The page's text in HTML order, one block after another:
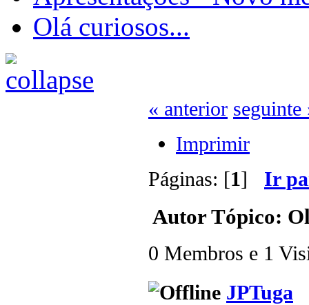
Olá curiosos...
« anterior seguinte
Imprimir
Páginas: [1] Ir
AutorTópico:
0 Membros e 1
JPTuga